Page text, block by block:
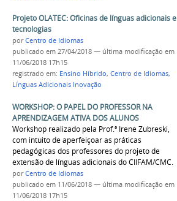
Projeto OLATEC: Oficinas de línguas adicionais e
tecnologias
porCentro de Idiomas
publicado em 27/04/2018 — última modificação em
11/06/2018 17h15
registrado em: Ensino Híbrido, Centro de Idiomas,
Línguas Adicionais Inovação
WORKSHOP: O PAPEL DO PROFESSOR NA
APRENDIZAGEM ATIVA DOS ALUNOS
Workshop realizado pela Prof.ª Irene Zubreski,
com intuito de aperfeiçoar as práticas
pedagógicas dos professores do projeto de
extensão de línguas adicionais do CIIFAM/CMC.
porCentro de Idiomas
publicado em 11/06/2018 — última modificação em
11/06/2018 17h15